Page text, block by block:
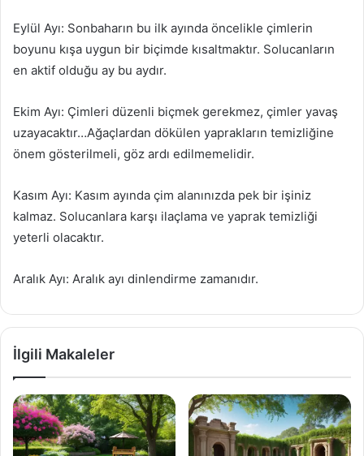
Eylül Ayı: Sonbaharın bu ilk ayında öncelikle çimlerin
boyunu kışa uygun bir biçimde kısaltmaktır. Solucanların
en aktif olduğu ay bu aydır.
Ekim Ayı: Çimleri düzenli biçmek gerekmez, çimler yavaş
uzayacaktır…Ağaçlardan dökülen yaprakların temizliğine
önem gösterilmeli, göz ardı edilmemelidir.
Kasım Ayı: Kasım ayında çim alanınızda pek bir işiniz
kalmaz. Solucanlara karşı ilaçlama ve yaprak temizliği
yeterli olacaktır.
Aralık Ayı: Aralık ayı dinlendirme zamanıdır.
İlgili Makaleler